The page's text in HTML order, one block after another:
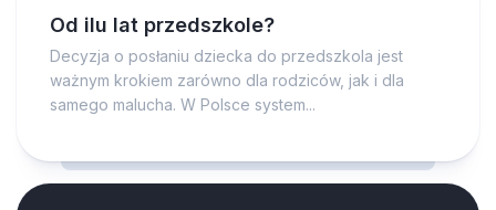
Od ilu lat przedszkole?
Decyzja o posłaniu dziecka do przedszkola jest
ważnym krokiem zarówno dla rodziców, jak i dla
samego malucha. W Polsce system...